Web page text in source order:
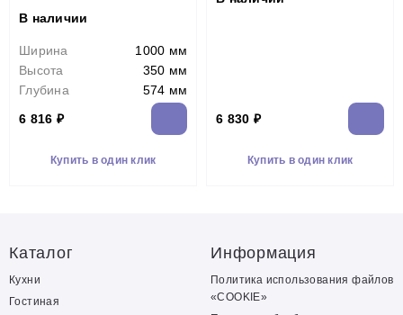
В наличии
Ширина
1000 мм
Высота
350 мм
Глубина
574 мм
6 816 ₽
Купить в один клик
6 830 ₽
Купить в один клик
Каталог
Кухни
Гостиная
Информация
Политика использования файлов
«COOKIE»